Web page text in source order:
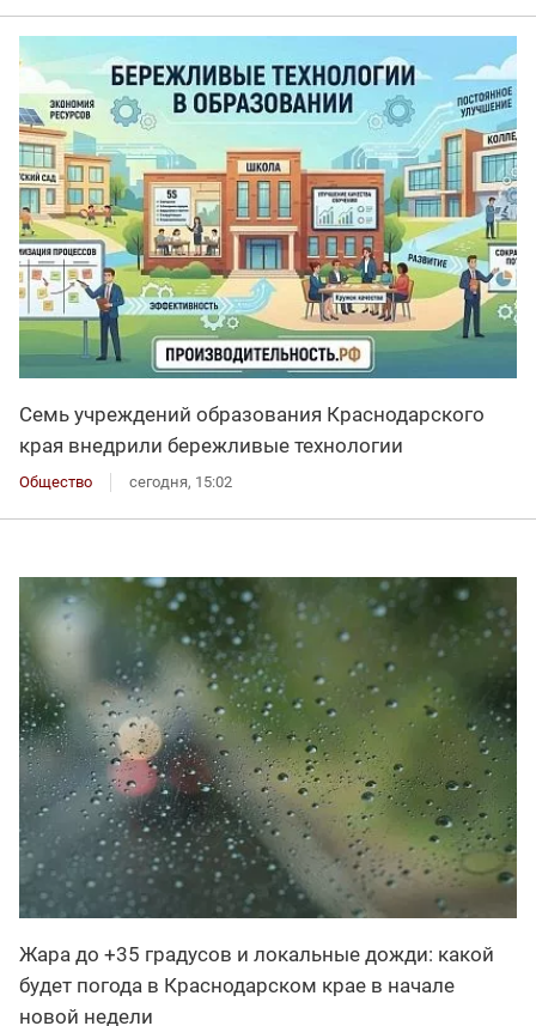
Семь учреждений образования Краснодарского
края внедрили бережливые технологии
Общество сегодня, 15:02
Жара до +35 градусов и локальные дожди: какой
будет погода в Краснодарском крае в начале
новой недели